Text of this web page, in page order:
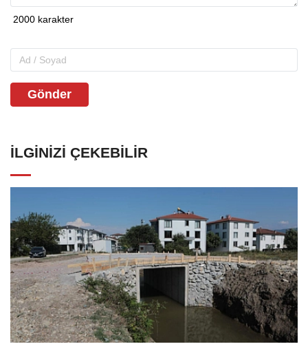
Gönder
İLGINIZI ÇEKEBILIR